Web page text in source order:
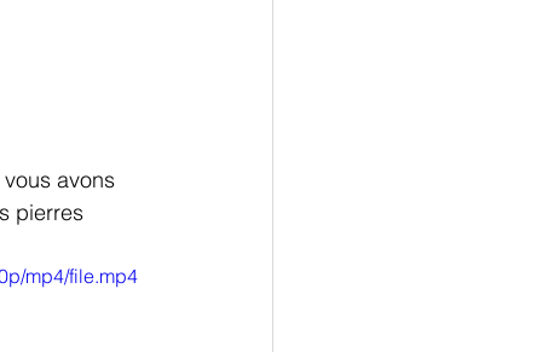
avons
pierres
mp4/file.mp4